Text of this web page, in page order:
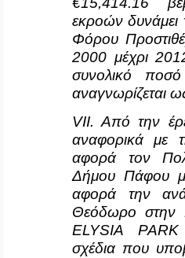
εκροών
Φόρου
2000 μέχρι
συνολικό
αναγνωρίζεται
VIΙ. Από την
αναφορικά με
αφορά τον
Δήμου Πάφου
αφορά την
Θεόδωρο στην
ELYSIA
PARK
σχέδια που